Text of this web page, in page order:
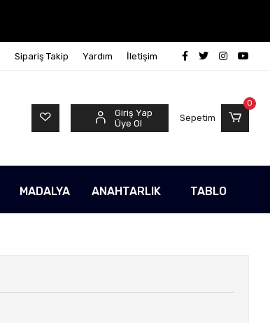
Sipariş Takip Yardım İletişim
Giriş Yap
Üye Ol
Sepetim
0
MADALYA ANAHTARLIK TABLO